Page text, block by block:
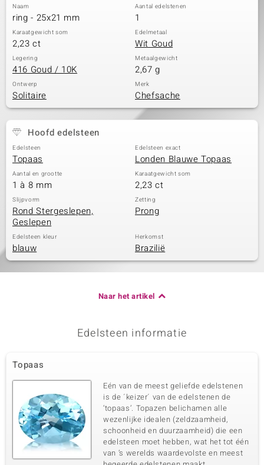
Naam
ring - 25x21 mm
Aantal edelstenen
1
Karaatgewicht som
2,23 ct
Edelmetaal
Wit Goud
Legering
416 Goud / 10K
Metaalgewicht
2,67 g
Ontwerp
Solitaire
Merk
Chefsache
Hoofd edelsteen
Edelsteen
Topaas
Edelsteen exact
Londen Blauwe Topaas
Aantal en grootte
1 à 8 mm
Karaatgewicht som
2,23 ct
Slijpvorm
Rond Stergeslepen,
Geslepen
Zetting
Prong
Edelsteen kleur
blauw
Herkomst
Brazilië
Naar het artikel
Edelsteen informatie
Topaas
Eén van de meest geliefde edelstenen
is de ´keizer´ van de edelstenen de
‘topaas’. Topazen belichamen alle
wezenlijke idealen (zeldzaamheid,
schoonheid en duurzaamheid) die een
edelsteen moet hebben, wat het tot één
van ’s werelds waardevolste en meest